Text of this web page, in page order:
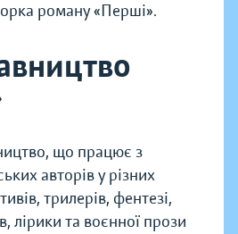
роману «Перші».
що працює з
авторів у різних
трилерів, фентезі,
лірики та воєнної прози